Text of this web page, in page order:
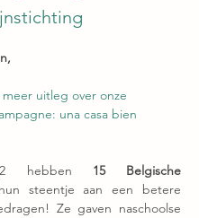
meer uitleg over onze
una casa bien
hebben 15 Belgische
hun steentje aan een betere
Ze gaven naschoolse